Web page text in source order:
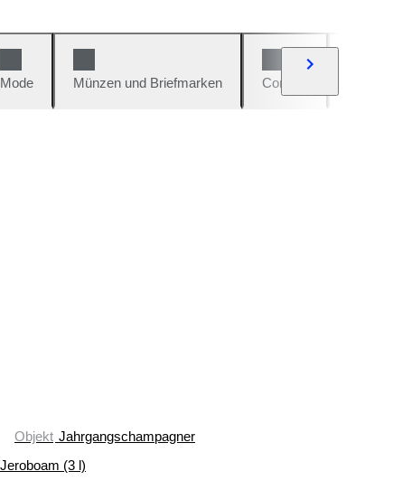
Mode Münzen und Briefmarken Comics
Objekt Jahrgangschampagner
(3 l)